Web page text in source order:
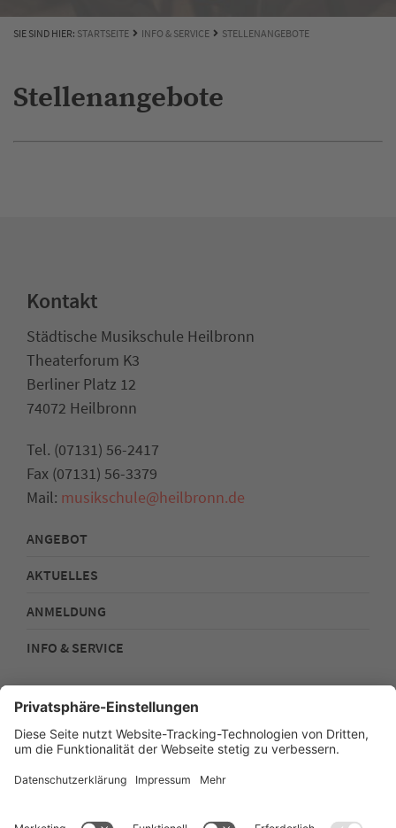
SIE SIND HIER: STARTSEITE INFO & SERVICE STELLENANGEBOTE
Stellenangebote
Kontakt
Städtische Musikschule Heilbronn
Theaterforum K3
Berliner Platz 12
74072 Heilbronn
Tel. (07131) 56-2417
Fax (07131) 56-3379
Mail: musikschule@heilbronn.de
ANGEBOT
AKTUELLES
ANMELDUNG
INFO & SERVICE
Kontakt
Impressum
Datenschutz
Sitemap